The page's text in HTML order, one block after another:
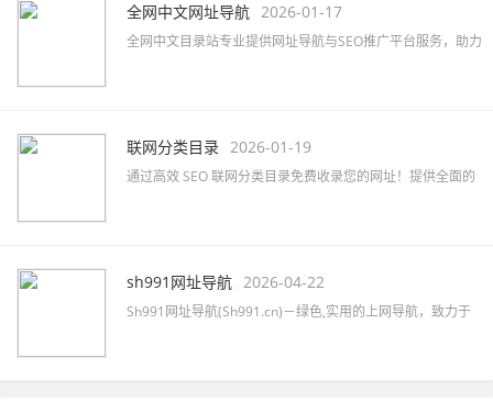
全网中文网址导航 2026-01-17
全网中文目录站专业提供网址导航与SEO推广平台服务，助力
联网分类目录 2026-01-19
通过高效 SEO 联网分类目录免费收录您的网址！提供全面的
sh991网址导航 2026-04-22
Sh991网址导航(Sh991.cn)－绿色,实用的上网导航，致力于